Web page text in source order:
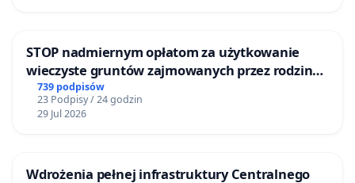
STOP nadmiernym opłatom za użytkowanie
wieczyste gruntów zajmowanych przez rodzinne
ogrody działkowe.
739 podpisów
23 Podpisy / 24 godzin
29 Jul 2026
Wdrożenia pełnej infrastruktury Centralnego